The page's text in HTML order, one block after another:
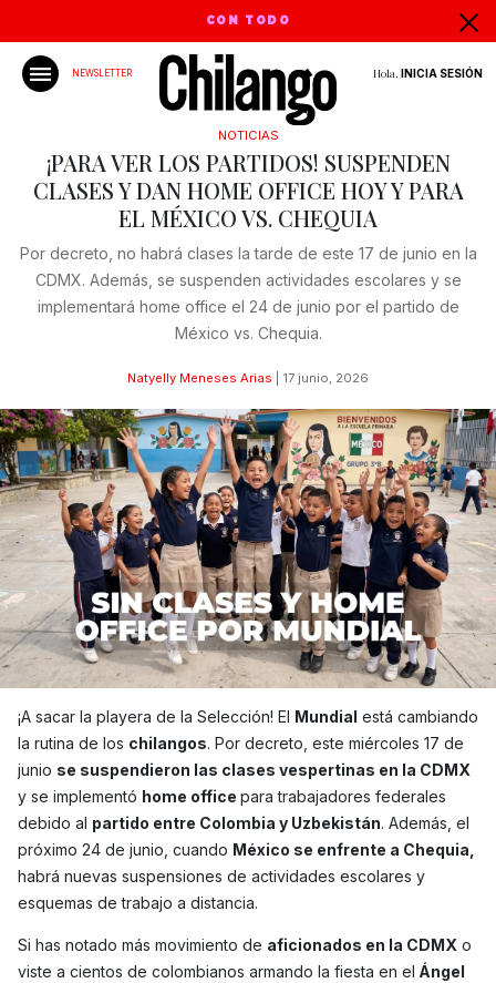
CON TODO
NEWSLETTER Hola, INICIA SESIÓN
NOTICIAS
¡PARA VER LOS PARTIDOS! SUSPENDEN
CLASES Y DAN HOME OFFICE HOY Y PARA
EL MÉXICO VS. CHEQUIA
Por decreto, no habrá clases la tarde de este 17 de junio en la
CDMX. Además, se suspenden actividades escolares y se
implementará home office el 24 de junio por el partido de
México vs. Chequia.
Natyelly Meneses Arias 17 junio, 2026
¡A sacar la playera de la Selección! El Mundial está cambiando
la rutina de los chilangos. Por decreto, este miércoles 17 de
junio se suspendieron las clases vespertinas en la CDMX
y se implementó home office para trabajadores federales
debido al partido entre Colombia y Uzbekistán. Además, el
próximo 24 de junio, cuando México se enfrente a Chequia,
habrá nuevas suspensiones de actividades escolares y
esquemas de trabajo a distancia.
Si has notado más movimiento de aficionados en la CDMX o
viste a cientos de colombianos armando la fiesta en el Ángel